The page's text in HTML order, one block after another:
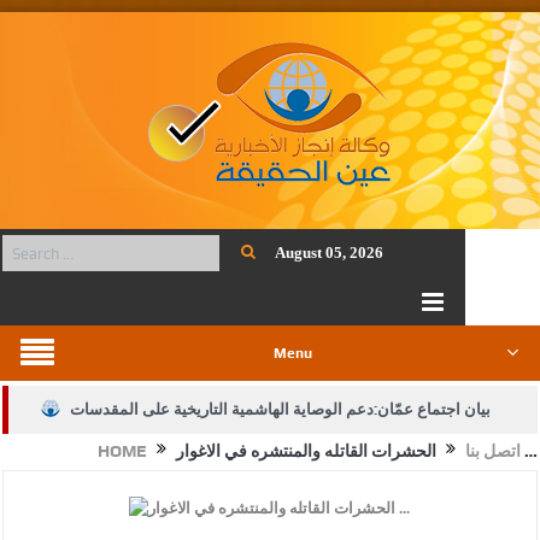
August 05, 2026
Menu
بيان اجتماع عمّان:دعم الوصاية الهاشمية التاريخية على المقدسات
الإسلامية والمسيحية
الأمن يتلف 16 مليون حبة كبتاجون و1480 كغم مواد مخدرة
HOME اتصل بنا الحشرات القاتله والمنتشره في الاغوار …